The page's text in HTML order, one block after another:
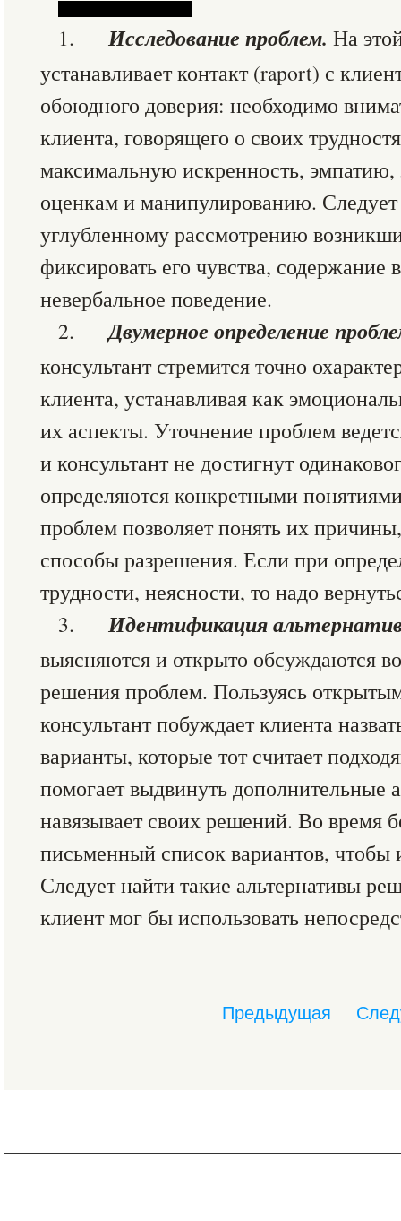
1. Исследование проблем. На
устанавливает контакт (raport) с
обоюдного доверия: необходимо
клиента, говорящего о своих
максимальную искренность, эмпатию,
оценкам и манипулированию.
углубленному рассмотрению
фиксировать его чувства, содержание
невербальное поведение.
2.Двумерное определение
консультант стремится точно
клиента, устанавливая как
их аспекты. Уточнение проблем
и консультант не достигнут
определяются конкретными
проблем позволяет понять их
способы разрешения. Если при
трудности, неясности, то надо
3. Идентификация
выясняются и открыто обсуждаются
решения проблем. Пользуясь
консультант побуждает клиента
варианты, которые тот считает
помогает выдвинуть дополнительные
навязывает своих решений. Во время
письменный список вариантов, чтобы
Следует найти такие альтернативы
клиент мог бы использовать
Предыдущая